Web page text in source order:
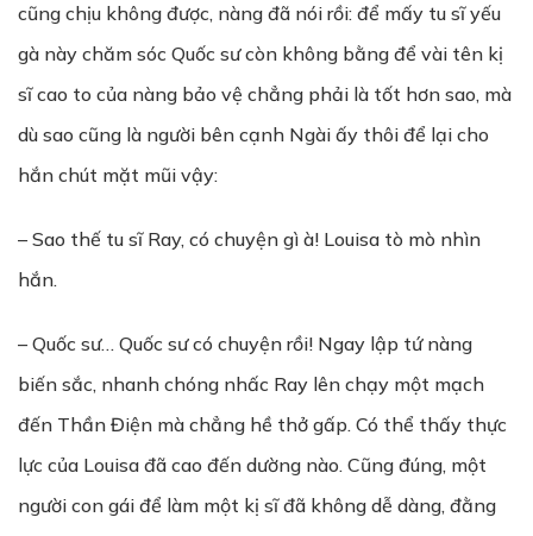
cũng chịu không được, nàng đã nói rồi: để mấy tu sĩ yếu
gà này chăm sóc Quốc sư còn không bằng để vài tên kị
sĩ cao to của nàng bảo vệ chẳng phải là tốt hơn sao, mà
dù sao cũng là người bên cạnh Ngài ấy thôi để lại cho
hắn chút mặt mũi vậy:
– Sao thế tu sĩ Ray, có chuyện gì à! Louisa tò mò nhìn
hắn.
– Quốc sư… Quốc sư có chuyện rồi! Ngay lập tứ nàng
biến sắc, nhanh chóng nhấc Ray lên chạy một mạch
đến Thần Điện mà chẳng hề thở gấp. Có thể thấy thực
lực của Louisa đã cao đến dường nào. Cũng đúng, một
người con gái để làm một kị sĩ đã không dễ dàng, đằng